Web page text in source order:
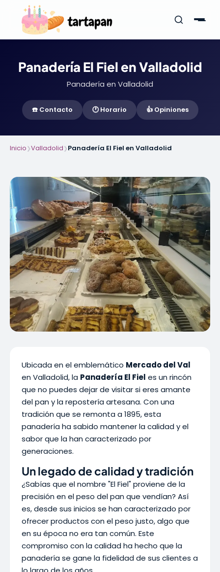
Panadería El Fiel en Valladolid
Panadería en Valladolid
☎️ Contacto 🕐 Horario 👍 Opiniones
Inicio❯Valladolid❯Panadería El Fiel en Valladolid
Ubicada en el emblemático Mercado del Val
en Valladolid, la Panadería El Fiel es un rincón
que no puedes dejar de visitar si eres amante
del pan y la repostería artesana. Con una
tradición que se remonta a 1895, esta
panadería ha sabido mantener la calidad y el
sabor que la han caracterizado por
generaciones.
Un legado de calidad y tradición
¿Sabías que el nombre "El Fiel" proviene de la
precisión en el peso del pan que vendían? Así
es, desde sus inicios se han caracterizado por
ofrecer productos con el peso justo, algo que
en su época no era tan común. Este
compromiso con la calidad ha hecho que la
panadería se gane la fidelidad de sus clientes a